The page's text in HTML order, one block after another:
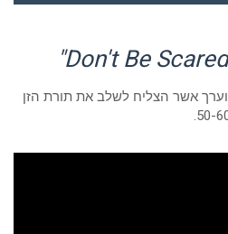
אשר הצליח לשלב את תורת הזן